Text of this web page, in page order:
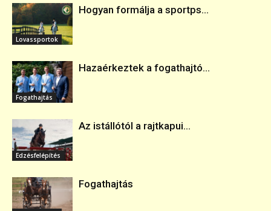
Lovassportok
Hogyan formálja a sportps...
Fogathajtás
Hazaérkeztek a fogathajtó...
Edzésfelépítés
Az istállótól a rajtkapui...
Fogathajtás